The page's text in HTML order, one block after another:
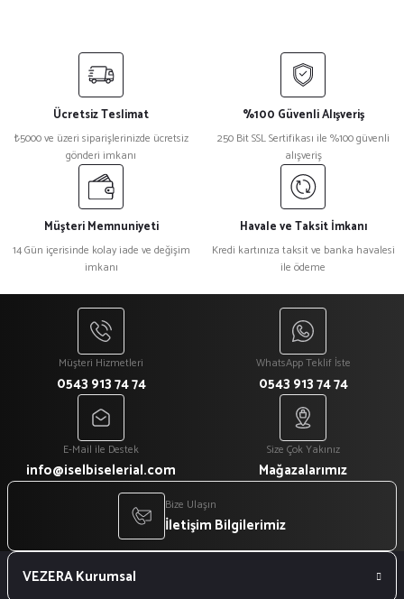
Ücretsiz Teslimat
₺5000 ve üzeri siparişlerinizde ücretsiz
gönderi imkanı
%100 Güvenli Alışveriş
250 Bit SSL Sertifikası ile %100 güvenli
alışveriş
Müşteri Memnuniyeti
14 Gün içerisinde kolay iade ve değişim
imkanı
Havale ve Taksit İmkanı
Kredi kartınıza taksit ve banka havalesi
ile ödeme
Müşteri Hizmetleri
0543 913 74 74
WhatsApp Teklif İste
0543 913 74 74
E-Mail ile Destek
info@iselbiselerial.com
Size Çok Yakınız
Mağazalarımız
Bize Ulaşın
İletişim Bilgilerimiz
VEZERA Kurumsal